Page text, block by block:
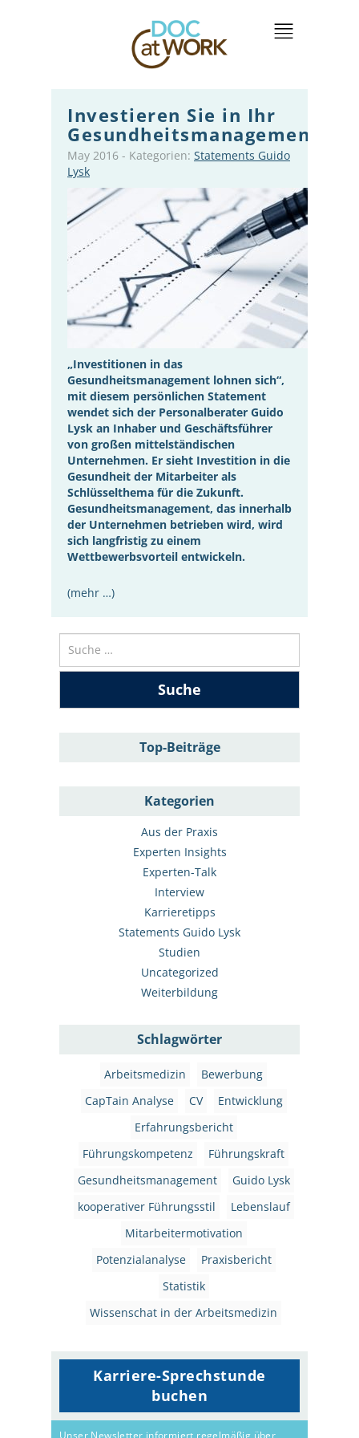
Investieren Sie in Ihr
Gesundheitsmanagement!
May 2016 - Kategorien: Statements Guido
Lysk
„Investitionen in das
Gesundheitsmanagement lohnen sich“,
mit diesem persönlichen Statement
wendet sich der Personalberater Guido
Lysk an Inhaber und Geschäftsführer
von großen mittelständischen
Unternehmen. Er sieht Investition in die
Gesundheit der Mitarbeiter als
Schlüsselthema für die Zukunft.
Gesundheitsmanagement, das innerhalb
der Unternehmen betrieben wird, wird
sich langfristig zu einem
Wettbewerbsvorteil entwickeln.
(mehr …)
Top-Beiträge
Kategorien
Aus der Praxis
Experten Insights
Experten-Talk
Interview
Karrieretipps
Statements Guido Lysk
Studien
Uncategorized
Weiterbildung
Schlagwörter
Arbeitsmedizin
Bewerbung
CapTain Analyse
CV
Entwicklung
Erfahrungsbericht
Führungskompetenz
Führungskraft
Gesundheitsmanagement
Guido Lysk
kooperativer Führungsstil
Lebenslauf
Mitarbeitermotivation
Potenzialanalyse
Praxisbericht
Statistik
Wissenschat in der Arbeitsmedizin
Karriere-Sprechstunde
buchen